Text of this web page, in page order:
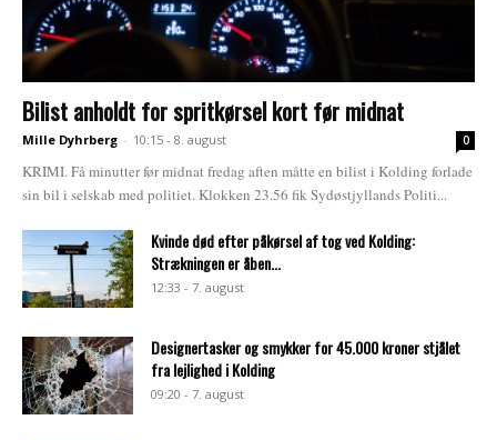
Bilist anholdt for spritkørsel kort før midnat
Mille Dyhrberg - 10:15 - 8. august 0
KRIMI. Få minutter før midnat fredag aften måtte en bilist i Kolding forlade
sin bil i selskab med politiet. Klokken 23.56 fik Sydøstjyllands Politi...
Kvinde død efter påkørsel af tog ved Kolding:
Strækningen er åben...
12:33 - 7. august
Designertasker og smykker for 45.000 kroner stjålet
fra lejlighed i Kolding
09:20 - 7. august